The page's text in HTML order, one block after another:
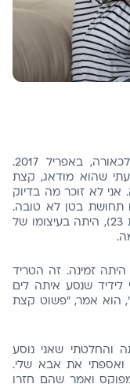
זו היתה שבת אביבית ונעימה, שגרתית לכאורה, באפריל 2017.
שהוא מודאג, קצת
אני לא זוכר מה בדיוק
תחושת בטן לא טובה.
אחותי, הצעירה ממני בשמונה שנים (אז בת 23), היתה בעיצומו של
זמינה. זה הטריד
שנסע איתה לים
הוא אמר, "פשוט קצת
שאני נוסע
ואספתי את אבא שלי.
ואמר שהם חזרו